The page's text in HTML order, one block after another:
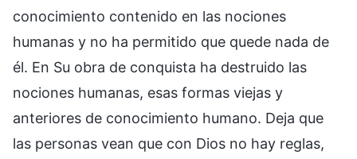
conocimiento contenido en las nociones
humanas y no ha permitido que quede nada de
él. En Su obra de conquista ha destruido las
nociones humanas, esas formas viejas y
anteriores de conocimiento humano. Deja que
las personas vean que con Dios no hay reglas,